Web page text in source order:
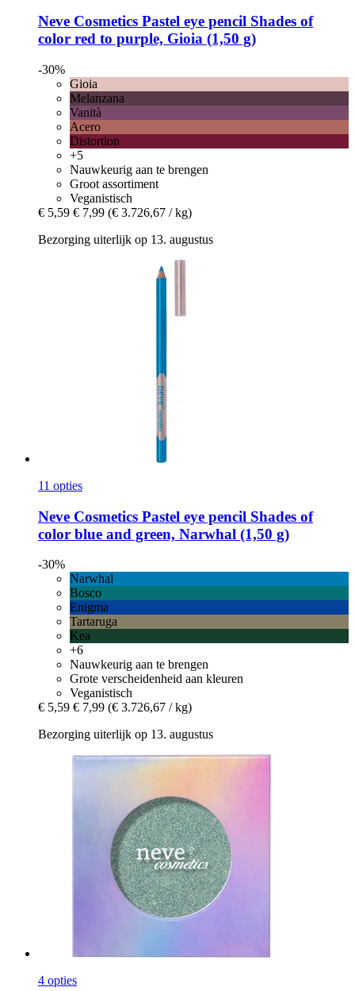
Neve Cosmetics Pastel eye pencil Shades of
color red to purple, Gioia (1,50 g)
-30%
Gioia
Melanzana
Vanità
Acero
Distortion
+5
Nauwkeurig aan te brengen
Groot assortiment
Veganistisch
€ 5,59 € 7,99 (€ 3.726,67 / kg)
Bezorging uiterlijk op 13. augustus
11 opties
Neve Cosmetics Pastel eye pencil Shades of
color blue and green, Narwhal (1,50 g)
-30%
Narwhal
Bosco
Enigma
Tartaruga
Kea
+6
Nauwkeurig aan te brengen
Grote verscheidenheid aan kleuren
Veganistisch
€ 5,59 € 7,99 (€ 3.726,67 / kg)
Bezorging uiterlijk op 13. augustus
4 opties